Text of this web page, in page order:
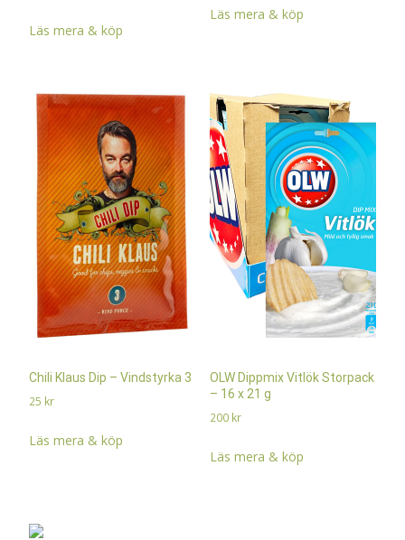
Läs mera & köp
Läs mera & köp
Chili Klaus Dip – Vindstyrka 3
25 kr
Läs mera & köp
OLW Dippmix Vitlök Storpack
– 16 x 21 g
200 kr
Läs mera & köp